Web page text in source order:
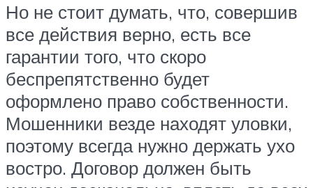
Но не стоит думать, что, совершив
все действия верно, есть все
гарантии того, что скоро
беспрепятственно будет
оформлено право собственности.
Мошенники везде находят уловки,
поэтому всегда нужно держать ухо
востро. Договор должен быть